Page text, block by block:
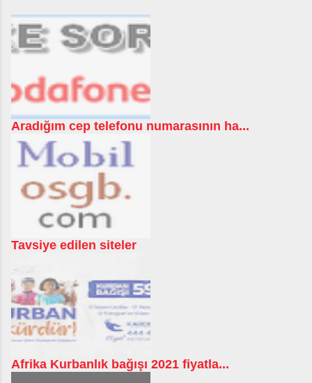
Aradığım cep telefonu numarasının ha...
Tavsiye edilen siteler
Afrika Kurbanlık bağışı 2021 fiyatla...